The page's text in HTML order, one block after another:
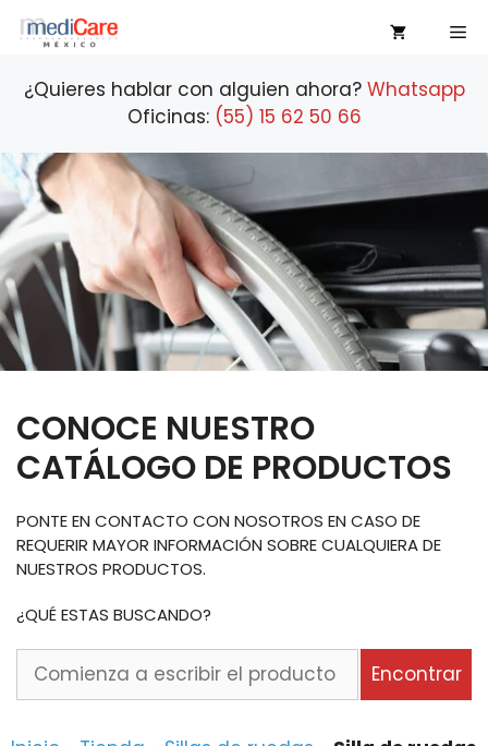
Saltar
¿Quieres hablar con alguien ahora? Whatsapp
Oficinas: (55) 15 62 50 66
CONOCE NUESTRO
CATÁLOGO DE PRODUCTOS
PONTE EN CONTACTO CON NOSOTROS EN CASO DE
REQUERIR MAYOR INFORMACIÓN SOBRE CUALQUIERA DE
NUESTROS PRODUCTOS.
¿QUÉ ESTAS BUSCANDO?
Comienza
Encontrar